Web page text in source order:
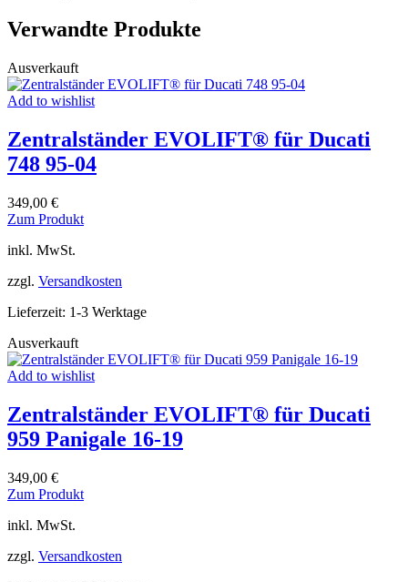
Verwandte Produkte
Ausverkauft
Add to wishlist
Zentralständer EVOLIFT® für Ducati
748 95-04
349,00 €
Zum ProduktDieses
Varianten
Die
auf
der
gewählt
werden
inkl. MwSt.
zzgl. Versandkosten
Lieferzeit: 1-3 Werktage
Ausverkauft
Add to wishlist
Zentralständer EVOLIFT® für Ducati
959 Panigale 16-19
349,00 €
Zum ProduktDieses
Varianten
inkl. MwSt.
zzgl. Versandkosten